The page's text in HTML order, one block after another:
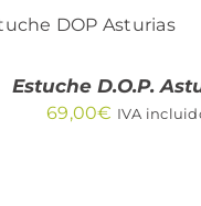
CARRITO
/
Estuche D.O.P.
69,00€ IVA